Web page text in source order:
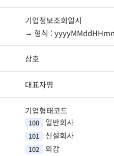
기업정보조회일시
형식 :
상호
대표자명
기업형태코드
100 일반회사
101 신설회사
102 외감